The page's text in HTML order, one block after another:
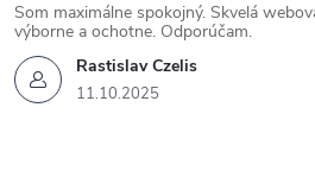
Rastislav Czelis
11.10.2025
Som maximálne spokojný. Skvelá
výborne a ochotne. Odporúčam.